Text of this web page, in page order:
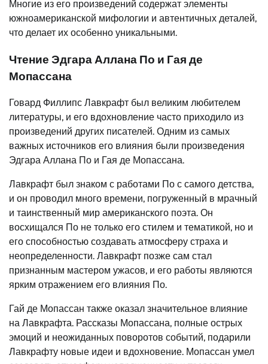
Многие из его произведений содержат элементы
южноамериканской мифологии и автентичных деталей,
что делает их особенно уникальными.
Чтение Эдгара Аллана По и Гая де
Мопассана
Говард Филлипс Лавкрафт был великим любителем
литературы, и его вдохновление часто приходило из
произведений других писателей. Одним из самых
важных источников его влияния были произведения
Эдгара Аллана По и Гая де Мопассана.
Лавкрафт был знаком с работами По с самого детства,
и он проводил много времени, погруженный в мрачный
и таинственный мир американского поэта. Он
восхищался По не только его стилем и тематикой, но и
его способностью создавать атмосферу страха и
неопределенности. Лавкрафт позже сам стал
признанным мастером ужасов, и его работы являются
ярким отражением его влияния По.
Гай де Мопассан также оказал значительное влияние
на Лавкрафта. Рассказы Мопассана, полные острых
эмоций и неожиданных поворотов событий, подарили
Лавкрафту новые идеи и вдохновение. Мопассан умел